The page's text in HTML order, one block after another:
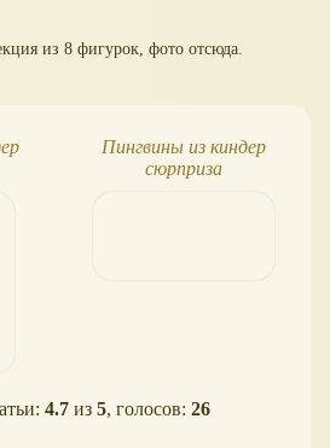
из 8 фигурок, фото отсюда.
Пингвины из киндер
сюрприза
4.7 из 5, голосов: 26